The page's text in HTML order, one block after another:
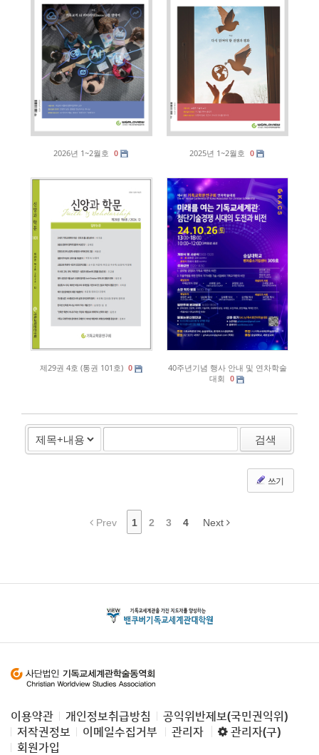
2026년 1~2월호 0 2025년 1~2월호 0
제29권 4호 (통권 101호) 0
40주년기념 행사 안내 및 연차학술
대회
0
검색
쓰기
Prev 1 2 3 4 Next
이용약관 개인정보취급방침
공익위반제보(국민권익위)
저작권정보
이메일수집거부 관리자
관리자(구)
회원가입